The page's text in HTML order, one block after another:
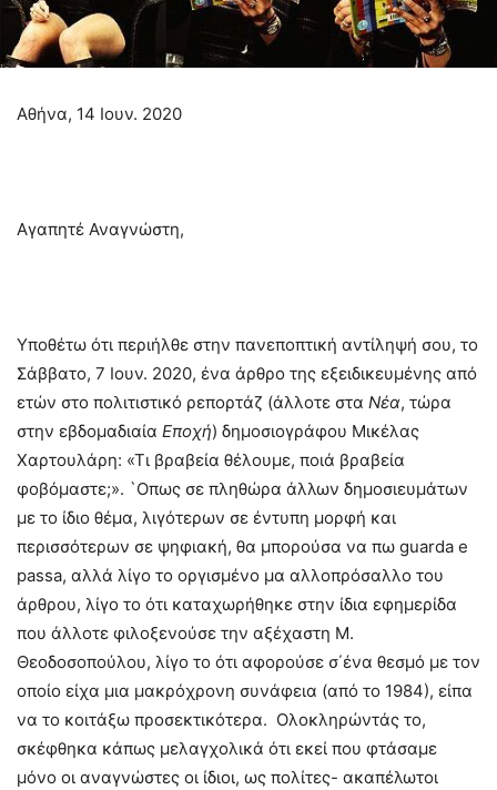
Αθήνα, 14 Ιουν. 2020
Αγαπητέ Αναγνώστη,
Υποθέτω ότι περιήλθε στην πανεποπτική αντίληψή σου, το
Σάββατο, 7 Ιουν. 2020, ένα άρθρο της εξειδικευμένης από
ετών στο πολιτιστικό ρεπορτάζ (άλλοτε στα Νέα, τώρα
στην εβδομαδιαία Εποχή) δημοσιογράφου Μικέλας
Χαρτουλάρη: «Τι βραβεία θέλουμε, ποιά βραβεία
φοβόμαστε;». `Οπως σε πληθώρα άλλων δημοσιευμάτων
με το ίδιο θέμα, λιγότερων σε έντυπη μορφή και
περισσότερων σε ψηφιακή, θα μπορούσα να πω guarda e
passa, αλλά λίγο το οργισμένο μα αλλοπρόσαλλο του
άρθρου, λίγο το ότι καταχωρήθηκε στην ίδια εφημερίδα
που άλλοτε φιλοξενούσε την αξέχαστη Μ.
Θεοδοσοπούλου, λίγο το ότι αφορούσε σ΄ένα θεσμό με τον
οποίο είχα μια μακρόχρονη συνάφεια (από το 1984), είπα
να το κοιτάξω προσεκτικότερα. Ολοκληρώντάς το,
σκέφθηκα κάπως μελαγχολικά ότι εκεί που φτάσαμε
μόνο οι αναγνώστες οι ίδιοι, ως πολίτες- ακαπέλωτοι